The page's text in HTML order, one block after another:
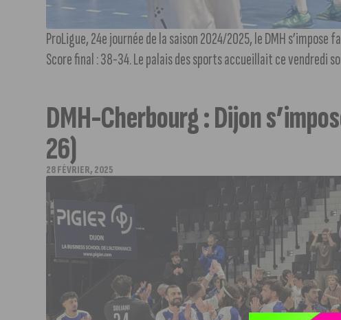
ProLigue, 24e journée de la saison 2024/2025, le DMH
Score final : 38-34. Le palais des sports accueillait ce vendredi
DMH-Cherbourg : Dijon
26)
28 FÉVRIER, 2025